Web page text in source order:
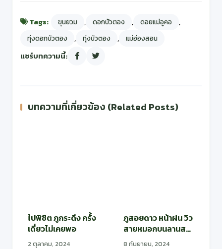
Tags: ขุนยวม , ดอกบัวตอง , ดอยแม่อูคอ ,
ทุ่งดอกบัวตอง , ทุ่งบัวตอง , แม่ฮ่องสอน
แชร์บทความนี้:
บทความที่เกี่ยวข้อง (Related Posts)
ไปพิชิต ภูกระดึง ครั้ง
เดี่ยวไม่เคยพอ
2 ตุลาคม, 2024
ภูสอยดาว หน้าฝน วิว
สายหมอกบนลานสน
ชมดอกหงอนนาค
8 กันยายน, 2024